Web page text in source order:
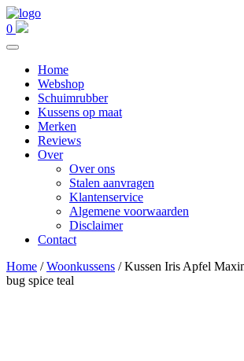
0
Home
Webshop
Schuimrubber
Kussens op maat
Merken
Reviews
Over
Over ons
Stalen aanvragen
Klantenservice
Algemene voorwaarden
Disclaimer
Contact
Home /Woonkussens / Kussen Iris Apfel
bug spice teal